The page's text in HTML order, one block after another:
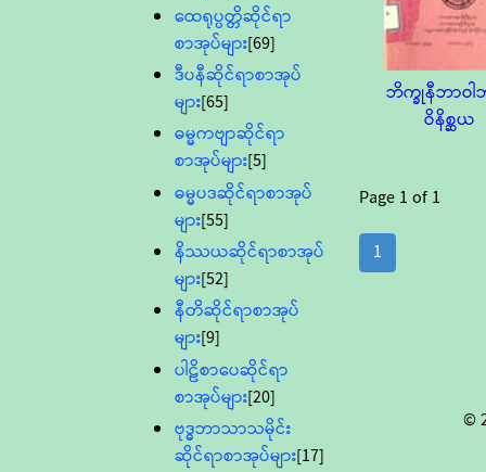
ထေရုပ္ပတ္တိဆိုင်ရာ
စာအုပ်များ[69]
ဒီပနီဆိုင်ရာစာအုပ်
များ[65]
ဓမ္မကဗျာဆိုင်ရာ
စာအုပ်များ[5]
ဓမ္မပဒဆိုင်ရာစာအုပ်
များ[55]
နိဿယဆိုင်ရာစာအုပ်
များ[52]
နီတိဆိုင်ရာစာအုပ်
များ[9]
ပါဠိစာပေဆိုင်ရာ
စာအုပ်များ[20]
ဗုဒ္ဓဘာသာသမိုင်း
ဆိုင်ရာစာအုပ်များ[17]
ဘိက္ခုနီဘာဝါ
ဝိနိစ္ဆယ
Page1 of1
1
©